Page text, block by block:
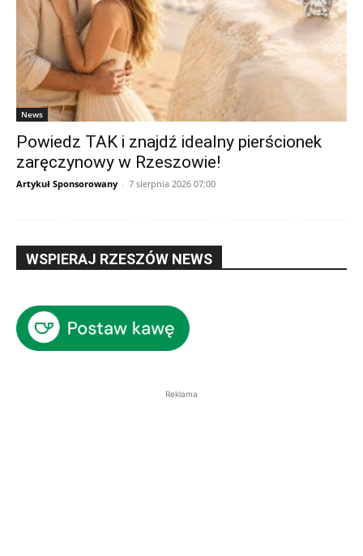
News
Powiedz TAK i znajdź idealny pierścionek
zaręczynowy w Rzeszowie!
Artykuł Sponsorowany - 7 sierpnia 2026 07:00
WSPIERAJ RZESZÓW NEWS
Reklama